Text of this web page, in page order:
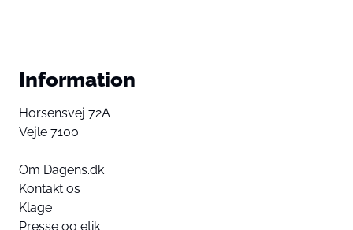
Information
Horsensvej 72A
Vejle 7100
Om Dagens.dk
Kontakt os
Klage
Presse og etik